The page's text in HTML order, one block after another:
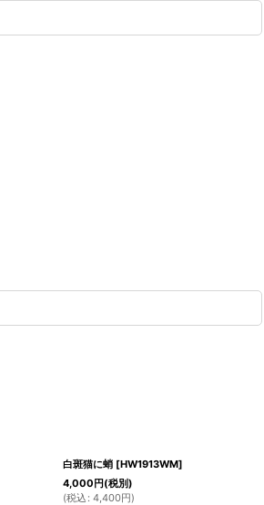
白斑猫に蛸 [HW1913WM]
4,000 円 (税別)
(税込 : 4,400円)